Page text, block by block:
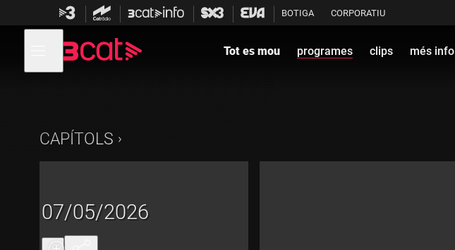
contingut
BOTIGA CORPORATIU
menú
de
Tot es mou programes clips més info
07/05/2026
CAPÍTOLS